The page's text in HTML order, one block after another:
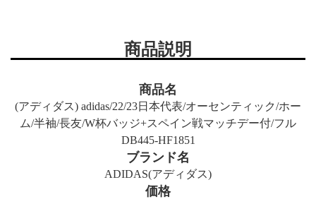
商品説明
商品名
(アディダス) adidas/22/23日本代表/オーセンティック/ホー
ム/半袖/長友/W杯バッジ+スペイン戦マッチデー付/フル
DB445-HF1851
ブランド名
ADIDAS(アディダス)
価格